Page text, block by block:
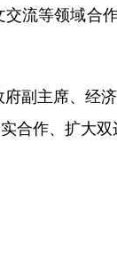
流等领域合
主席、经
作、扩大双